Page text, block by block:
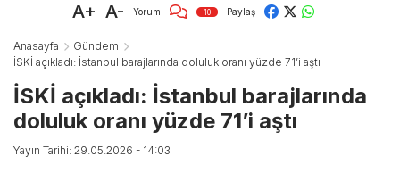
A+ A- Yorum 10 Paylaş
Anasayfa
Gündem
İSKİ açıkladı: İstanbul barajlarında doluluk oranı yüzde 71’i aştı
İSKİ açıkladı: İstanbul barajlarında
doluluk oranı yüzde 71’i aştı
Yayın Tarihi: 29.05.2026 - 14:03